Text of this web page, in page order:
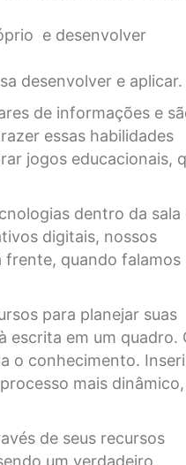
e desenvolver
desenvolver e aplicar.
de informações e
essas habilidades
jogos educacionais,
dentro da sala
digitais, nossos
frente, quando falamos
para planejar suas
escrita em um quadro.
o conhecimento.
mais dinâmico,
de seus recursos